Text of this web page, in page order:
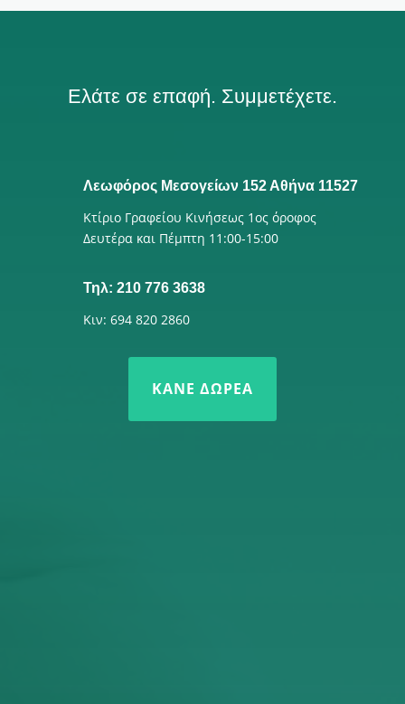
Ελάτε σε επαφή. Συμμετέχετε.
Λεωφόρος Μεσογείων 152 Αθήνα 11527
Κτίριο Γραφείου Κινήσεως 1ος όροφος
Δευτέρα και Πέμπτη 11:00-15:00
Τηλ: 210 776 3638
Κιν: 694 820 2860
ΚΆΝΕ ΔΩΡΕΆ